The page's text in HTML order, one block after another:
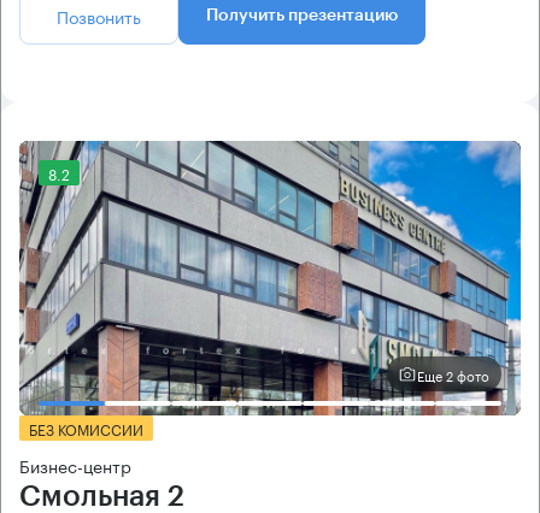
Позвонить Получить презентацию
8.2
Еще 2 фото
БЕЗ КОМИССИИ
Бизнес-центр
Смольная 2